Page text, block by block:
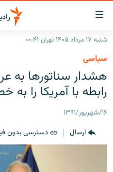
لینک‌های
قابلیت
دسترسی
بازگشت
منوی
اصلی
رفتن
صفحه
جستجو
ایران
جهان
برنامه‌های رادیویی
پادکست
چندرسانه‌ای
شنبه ۱۷ مرداد ۱۴۰۵ تهران ۰۰:۴۱
سیاسی
هشدار سناتورها به
رابطه با آمریکا را به
۱۶/شهریور/۱۳۹۱
ارسال
دسترسی بدون